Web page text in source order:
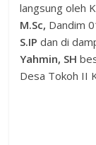
langsung oleh
M.Sc, Dandim
S.IPdan di
Yahmin, SH
Desa Tokoh II